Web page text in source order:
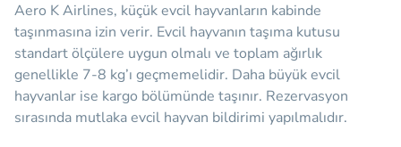
Aero K Airlines, küçük evcil hayvanların kabinde
taşınmasına izin verir. Evcil hayvanın taşıma kutusu
standart ölçülere uygun olmalı ve toplam ağırlık
genellikle 7-8 kg’ı geçmemelidir. Daha büyük evcil
hayvanlar ise kargo bölümünde taşınır. Rezervasyon
sırasında mutlaka evcil hayvan bildirimi yapılmalıdır.